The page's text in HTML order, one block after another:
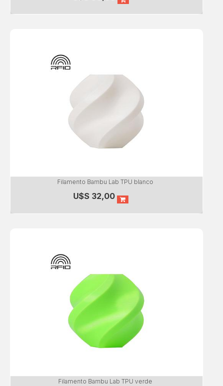
Filamento Bambu Lab TPU blanco
U$S 32,00
Filamento Bambu Lab TPU verde